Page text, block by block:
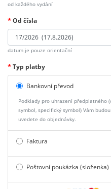
od každého vydání
*Od čísla
datum je pouze orientační
*Typ platby
Bankovní převod
Podklady pro uhrazení předplatného
symbol, specifický symbol) Vám
uvedete do objednávky.
Faktura
Poštovní poukázka (složenka)